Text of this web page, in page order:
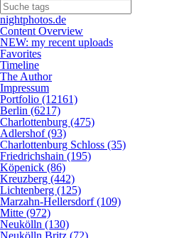
nightphotos.de
Content Overview
NEW: my recent uploads
Favorites
Timeline
The Author
Impressum
Portfolio (12161)
Berlin (6217)
Charlottenburg (475)
Adlershof (93)
Charlottenburg Schloss (35)
Friedrichshain (195)
Köpenick (86)
Kreuzberg (442)
Lichtenberg (125)
Marzahn-Hellersdorf (109)
Mitte (972)
Neukölln (130)
Neukölln Britz (72)